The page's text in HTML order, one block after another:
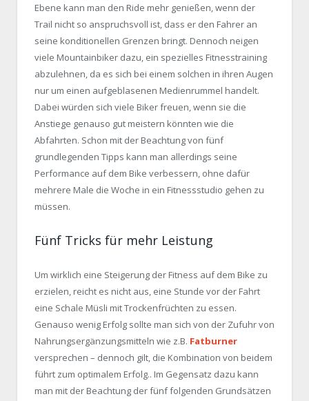
Ebene kann man den Ride mehr genießen, wenn der
Trail nicht so anspruchsvoll ist, dass er den Fahrer an
seine konditionellen Grenzen bringt. Dennoch neigen
viele Mountainbiker dazu, ein spezielles Fitnesstraining
abzulehnen, da es sich bei einem solchen in ihren Augen
nur um einen aufgeblasenen Medienrummel handelt.
Dabei würden sich viele Biker freuen, wenn sie die
Anstiege genauso gut meistern könnten wie die
Abfahrten. Schon mit der Beachtung von fünf
grundlegenden Tipps kann man allerdings seine
Performance auf dem Bike verbessern, ohne dafür
mehrere Male die Woche in ein Fitnessstudio gehen zu
müssen.
Fünf Tricks für mehr Leistung
Um wirklich eine Steigerung der Fitness auf dem Bike zu
erzielen, reicht es nicht aus, eine Stunde vor der Fahrt
eine Schale Müsli mit Trockenfrüchten zu essen.
Genauso wenig Erfolg sollte man sich von der Zufuhr von
Nahrungsergänzungsmitteln wie z.B. Fatburner
versprechen – dennoch gilt, die Kombination von beidem
führt zum optimalem Erfolg.. Im Gegensatz dazu kann
man mit der Beachtung der fünf folgenden Grundsätzen